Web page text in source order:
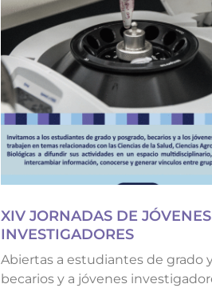
XIV JORNADAS DE JÓVENES
INVESTIGADORES
Abiertas a estudiantes de grado
becarios y a jóvenes